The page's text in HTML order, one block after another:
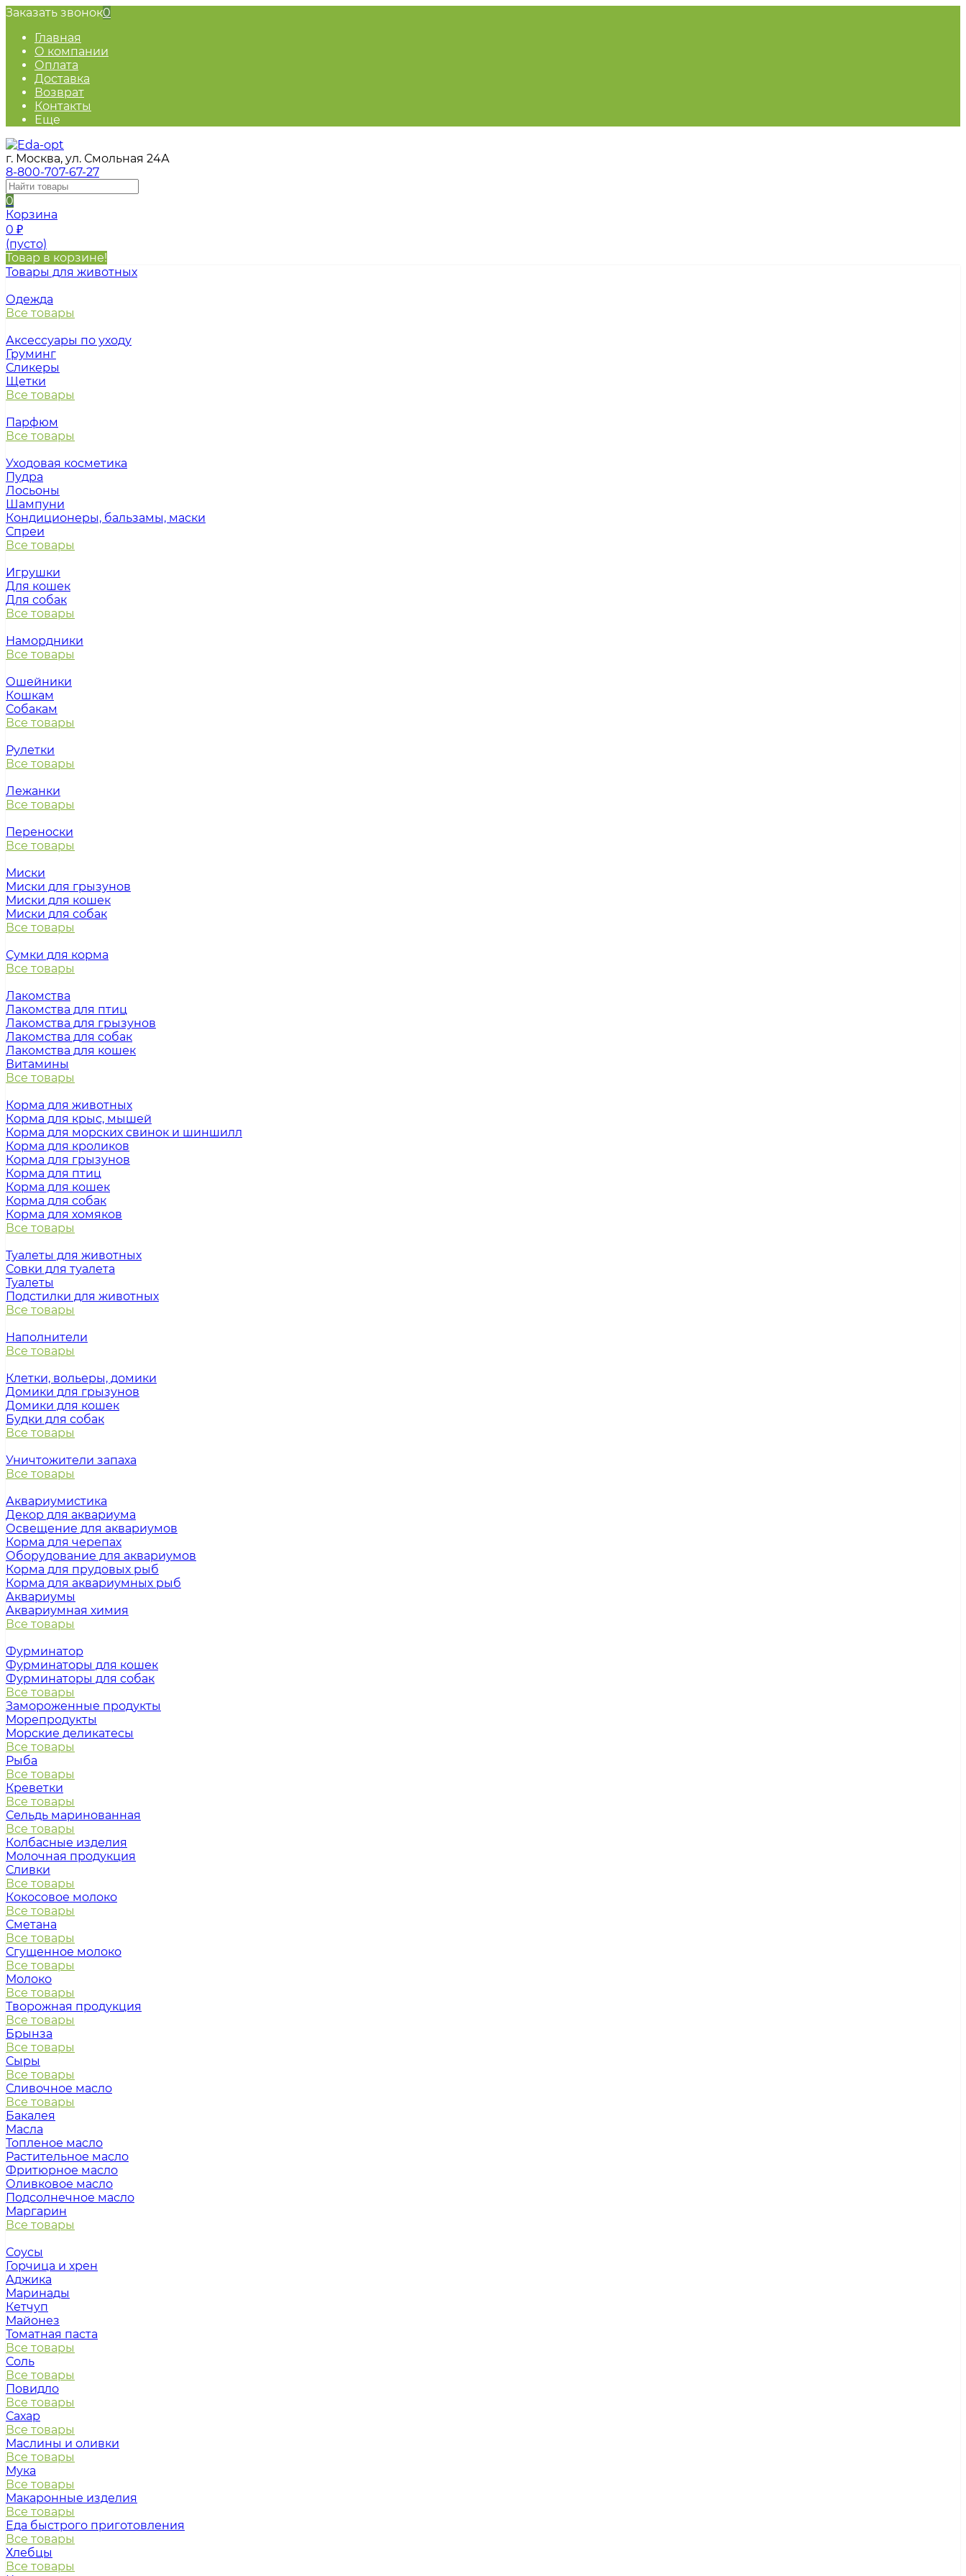
Заказать звонок0
Главная
О компании
Оплата
Доставка
Возврат
Контакты
Еще
г. Москва, ул. Смольная 24А
8-800-707-67-27
0
Корзина
0 ₽
(пусто)
Товар в корзине!
Товары для животных
Одежда
Все товары
Аксессуары по уходу
Груминг
Сликеры
Щетки
Все товары
Парфюм
Все товары
Уходовая косметика
Пудра
Лосьоны
Шампуни
Кондиционеры, бальзамы, маски
Спреи
Все товары
Игрушки
Для кошек
Для собак
Все товары
Намордники
Все товары
Ошейники
Кошкам
Собакам
Все товары
Рулетки
Все товары
Лежанки
Все товары
Переноски
Все товары
Миски
Миски для грызунов
Миски для кошек
Миски для собак
Все товары
Сумки для корма
Все товары
Лакомства
Лакомства для птиц
Лакомства для грызунов
Лакомства для собак
Лакомства для кошек
Витамины
Все товары
Корма для животных
Корма для крыс, мышей
Корма для морских свинок и шиншилл
Корма для кроликов
Корма для грызунов
Корма для птиц
Корма для кошек
Корма для собак
Корма для хомяков
Все товары
Туалеты для животных
Совки для туалета
Туалеты
Подстилки для животных
Все товары
Наполнители
Все товары
Клетки, вольеры, домики
Домики для грызунов
Домики для кошек
Будки для собак
Все товары
Уничтожители запаха
Все товары
Аквариумистика
Декор для аквариума
Освещение для аквариумов
Корма для черепах
Оборудование для аквариумов
Корма для прудовых рыб
Корма для аквариумных рыб
Аквариумы
Аквариумная химия
Все товары
Фурминатор
Фурминаторы для кошек
Фурминаторы для собак
Все товары
Замороженные продукты
Морепродукты
Морские деликатесы
Все товары
Рыба
Все товары
Креветки
Все товары
Сельдь маринованная
Все товары
Колбасные изделия
Молочная продукция
Сливки
Все товары
Кокосовое молоко
Все товары
Сметана
Все товары
Сгущенное молоко
Все товары
Молоко
Все товары
Творожная продукция
Все товары
Брынза
Все товары
Сыры
Все товары
Сливочное масло
Все товары
Бакалея
Масла
Топленое масло
Растительное масло
Фритюрное масло
Оливковое масло
Подсолнечное масло
Маргарин
Все товары
Соусы
Горчица и хрен
Аджика
Маринады
Кетчуп
Майонез
Томатная паста
Все товары
Соль
Все товары
Повидло
Все товары
Сахар
Все товары
Маслины и оливки
Все товары
Мука
Все товары
Макаронные изделия
Все товары
Еда быстрого приготовления
Все товары
Хлебцы
Все товары